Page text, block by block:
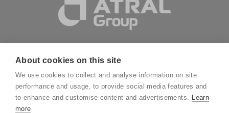
About cookies on this site
We use cookies to collect and analyse information on site
performance and usage, to provide social media features and
to enhance and customise content and advertisements. Learn
more